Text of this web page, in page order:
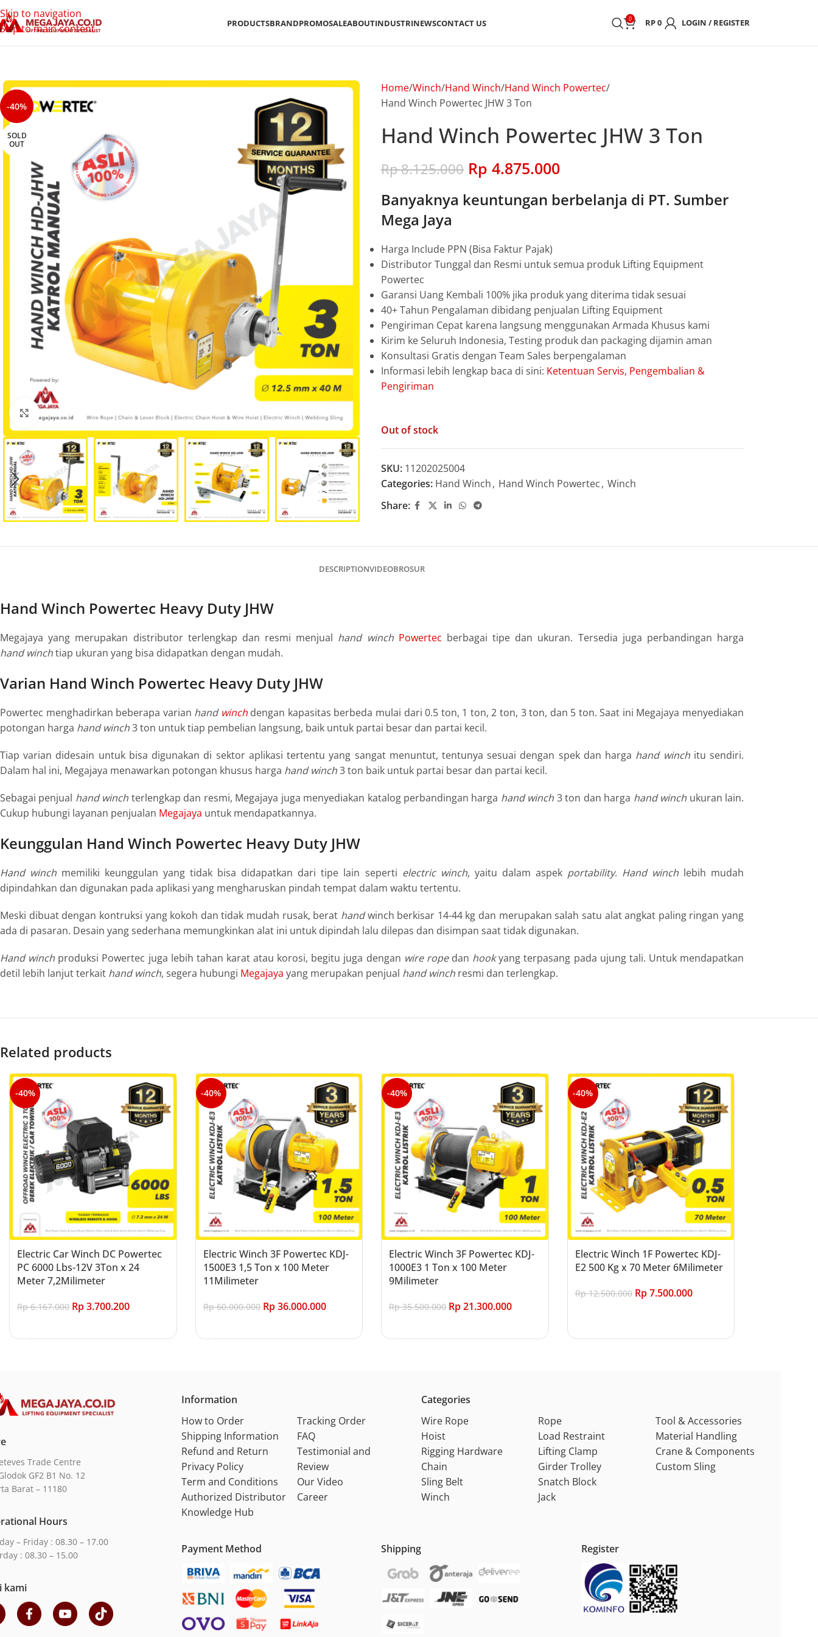
Skip to navigation
Skip to main content
PRODUCTSBRANDPROMOSALEABOUTINDUSTRINEWSCONTACT US 0 RP0 LOGIN / REGISTER
-40%
SOLD
OUT
Click to enlarge
Home Winch Hand Winch Hand Winch Powertec
Hand Winch Powertec JHW 3 Ton
Hand Winch Powertec JHW 3 Ton
Rp8.125.000 Rp 4.875.000
Banyaknya keuntungan berbelanja di PT. Sumber
Mega Jaya
Harga Include PPN (Bisa Faktur Pajak)
Distributor Tunggal dan Resmi untuk semua produk Lifting Equipment
Powertec
Garansi Uang Kembali 100% jika produk yang diterima tidak sesuai
40+ Tahun Pengalaman dibidang penjualan Lifting Equipment
Pengiriman Cepat karena langsung menggunakan Armada Khusus kami
Kirim ke Seluruh Indonesia, Testing produk dan packaging dijamin aman
Konsultasi Gratis dengan Team Sales berpengalaman
Informasi lebih lengkap baca di sini: Ketentuan Servis, Pengembalian &
Pengiriman
Out of stock
SKU: 11202025004
Categories: Hand Winch, Hand Winch Powertec, Winch
Share:
DESCRIPTIONVIDEOBROSUR
Hand Winch Powertec Heavy Duty JHW
Megajaya yang merupakan distributor terlengkap dan resmi menjual hand winch Powertec berbagai tipe dan ukuran. Tersedia juga perbandingan harga
hand winchtiap ukuran yang bisa didapatkan dengan mudah.
Varian Hand Winch Powertec Heavy Duty JHW
Powertec menghadirkan beberapa varian hand winchdengan kapasitas berbeda mulai dari 0.5 ton, 1 ton, 2 ton, 3 ton, dan 5 ton. Saat ini Megajaya menyediakan
potongan harga hand winch3 ton untuk tiap pembelian langsung, baik untuk partai besar dan partai kecil.
Tiap varian didesain untuk bisa digunakan di sektor aplikasi tertentu yang sangat menuntut, tentunya sesuai dengan spek dan harga hand winchitu sendiri.
Dalam hal ini, Megajaya menawarkan potongan khusus harga hand winch3 ton baik untuk partai besar dan partai kecil.
Sebagai penjual hand winch terlengkap dan resmi, Megajaya juga menyediakan katalog perbandingan harga hand winch 3 ton dan harga hand winch ukuran lain.
Cukup hubungi layanan penjualan Megajaya untuk mendapatkannya.
Keunggulan Hand Winch Powertec Heavy Duty JHW
Hand winch memiliki keunggulan yang tidak bisa didapatkan dari tipe lain seperti electric winch, yaitu dalam aspek portability. Hand winchlebih mudah
dipindahkan dan digunakan pada aplikasi yang mengharuskan pindah tempat dalam waktu tertentu.
Meski dibuat dengan kontruksi yang kokoh dan tidak mudah rusak, berat handwinch berkisar 14-44 kg dan merupakan salah satu alat angkat paling ringan yang
ada di pasaran. Desain yang sederhana memungkinkan alat ini untuk dipindah lalu dilepas dan disimpan saat tidak digunakan.
Hand winch produksi Powertec juga lebih tahan karat atau korosi, begitu juga dengan wire ropedan hookyang terpasang pada ujung tali. Untuk mendapatkan
detil lebih lanjut terkait hand winch, segera hubungi Megajaya yang merupakan penjual hand winch resmi dan terlengkap.
Related products
-40%
Electric Car Winch DC Powertec
PC 6000 Lbs-12V 3Ton x 24
Meter 7,2Milimeter
Rp6.167.000 Rp3.700.200
-40%
Electric Winch 3F Powertec KDJ-
1500E3 1,5 Ton x 100 Meter
11Milimeter
Rp60.000.000 Rp36.000.000
-40%
Electric Winch 3F Powertec KDJ-
1000E3 1 Ton x 100 Meter
9Milimeter
Rp35.500.000 Rp21.300.000
-40%
Electric Winch 1F Powertec KDJ-
E2 500 Kg x 70 Meter 6Milimeter
Rp12.500.000 Rp7.500.000
Trade Centre
GF2 B1 No. 12
Barat – 11180
Hours
– Friday : 08.30 – 17.00
: 08.30 – 15.00
kami
Information
How to Order
Shipping Information
Refund and Return
Privacy Policy
Term and Conditions
Authorized Distributor
Knowledge Hub
Tracking Order
FAQ
Testimonial and
Review
Our Video
Career
Categories
Wire Rope
Hoist
Rigging Hardware
Chain
Sling Belt
Winch
Rope
Load Restraint
Lifting Clamp
Girder Trolley
Snatch Block
Jack
Tool & Accessories
Material Handling
Crane & Components
Custom Sling
Payment Method Shipping Register